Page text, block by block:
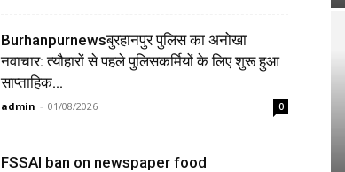
Burhanpurnewsबुरहानपुर पुलिस का अनोखा
नवाचार: त्यौहारों से पहले पुलिसकर्मियों के लिए शुरू हुआ
साप्ताहिक...
admin - 01/08/2026 0
FSSAI ban on newspaper food